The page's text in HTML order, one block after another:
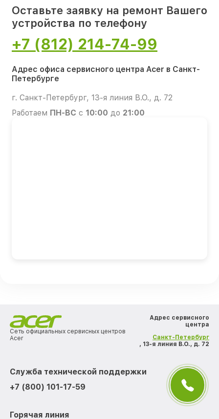
Оставьте заявку на ремонт Вашего
устройства по телефону
+7 (812) 214-74-99
Адрес офиса сервисного центра Acer в Санкт-
Петербурге
г. Санкт-Петербург, 13-я линия В.О., д. 72
Работаем ПН-ВС с 10:00 до 21:00
Сеть официальных сервисных центров
Acer
Адрес сервисного
центра
Санкт-Петербург
, 13-я линия В.О., д. 72
Служба технической поддержки
+7 (800) 101-17-59
Горячая линия